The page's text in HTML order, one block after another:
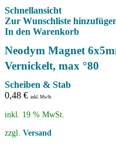
Schnellansicht
Zur Wunschliste
In den Warenkorb
Neodym Magnet
Vernickelt, max °80
Scheiben & Stab
0,48 € inkl. MwSt.
inkl. 19 % MwSt.
zzgl. Versand